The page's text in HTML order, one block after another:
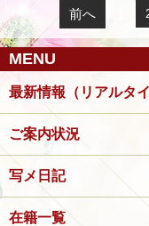
前へ
MENU
ご案内状況
写メ日記
在籍一覧